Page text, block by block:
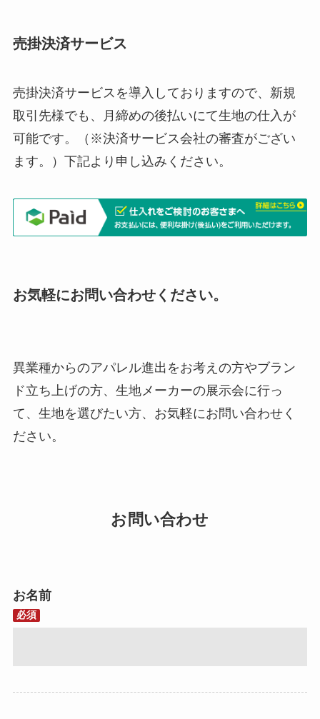
売掛決済サービス
売掛決済サービスを導入しておりますので、新規
取引先様でも、月締めの後払いにて生地の仕入が
可能です。（※決済サービス会社の審査がござい
ます。）下記より申し込みください。
お気軽にお問い合わせください。
異業種からのアパレル進出をお考えの方やブラン
ド立ち上げの方、生地メーカーの展示会に行っ
て、生地を選びたい方、お気軽にお問い合わせく
ださい。
お問い合わせ
お名前
必須